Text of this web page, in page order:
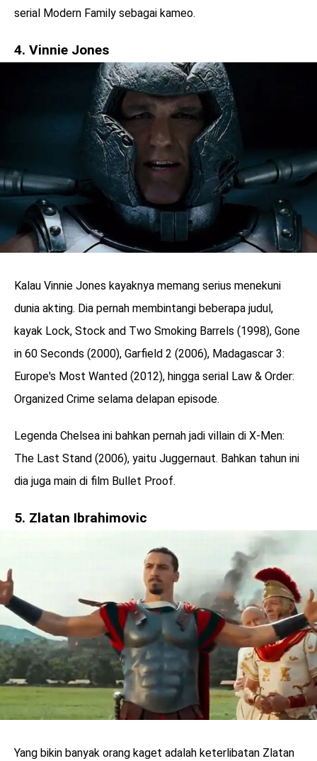
serial Modern Family sebagai kameo.
4. Vinnie Jones
Kalau Vinnie Jones kayaknya memang serius menekuni
dunia akting. Dia pernah membintangi beberapa judul,
kayak Lock, Stock and Two Smoking Barrels (1998), Gone
in 60 Seconds (2000), Garfield 2 (2006), Madagascar 3:
Europe's Most Wanted (2012), hingga serial Law & Order:
Organized Crime selama delapan episode.
Legenda Chelsea ini bahkan pernah jadi villain di X-Men:
The Last Stand (2006), yaitu Juggernaut. Bahkan tahun ini
dia juga main di film Bullet Proof.
5. Zlatan Ibrahimovic
Yang bikin banyak orang kaget adalah keterlibatan Zlatan